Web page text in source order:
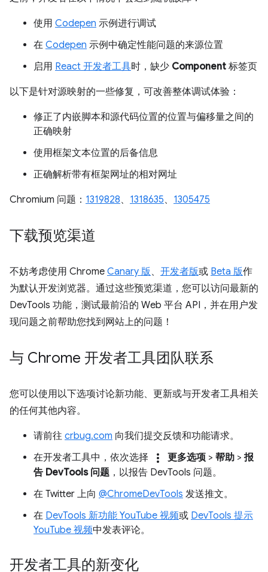
使用 Codepen 示例进行调试
在 Codepen 示例中确定性能问题的来源位置
启用 React 开发者工具时，缺少 Component 标签页
以下是针对源映射的一些修复，可改善整体调试体验：
修正了内嵌脚本和源代码位置的位置与偏移量之间的
正确映射
使用框架文本位置的后备信息
正确解析带有框架网址的相对网址
Chromium 问题： 1319828、 1318635、 1305475
下载预览渠道
不妨考虑使用 Chrome Canary 版、 开发者版或 Beta 版作
为默认开发浏览器。通过这些预览渠道，您可以访问最新的
DevTools 功能，测试最前沿的 Web 平台 API，并在用户发
现问题之前帮助您找到网站上的问题！
与 Chrome 开发者工具团队联系
您可以使用以下选项讨论新功能、更新或与开发者工具相关
的任何其他内容。
请前往 crbug.com 向我们提交反馈和功能请求。
在开发者工具中，依次选择
more_vert 更多选项 > 帮助 > 报
告 DevTools 问题 ，以报告 DevTools 问题。
在 Twitter 上向 @ChromeDevTools 发送推文。
在 DevTools 新功能 YouTube 视频或 DevTools 提示
YouTube 视频中发表评论。
开发者工具的新变化